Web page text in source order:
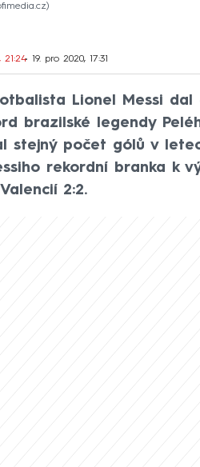
21:24• 19. pro 2020, 17:31
Lionel Messi dal
brazilské legendy
stejný počet gólů v
rekordní branka k
2:2.